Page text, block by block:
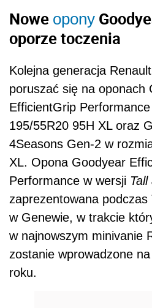
Nowe opony
oporze toczenia
Kolejna generacja
poruszać się na oponach
EfficientGrip
195/55R20 95H XL oraz
4Seasons Gen-2 w
XL. Opona Goodyear
Performance w wersji
zaprezentowana
w Genewie, w trakcie
w najnowszym minivanie
zostanie wprowadzone
roku.